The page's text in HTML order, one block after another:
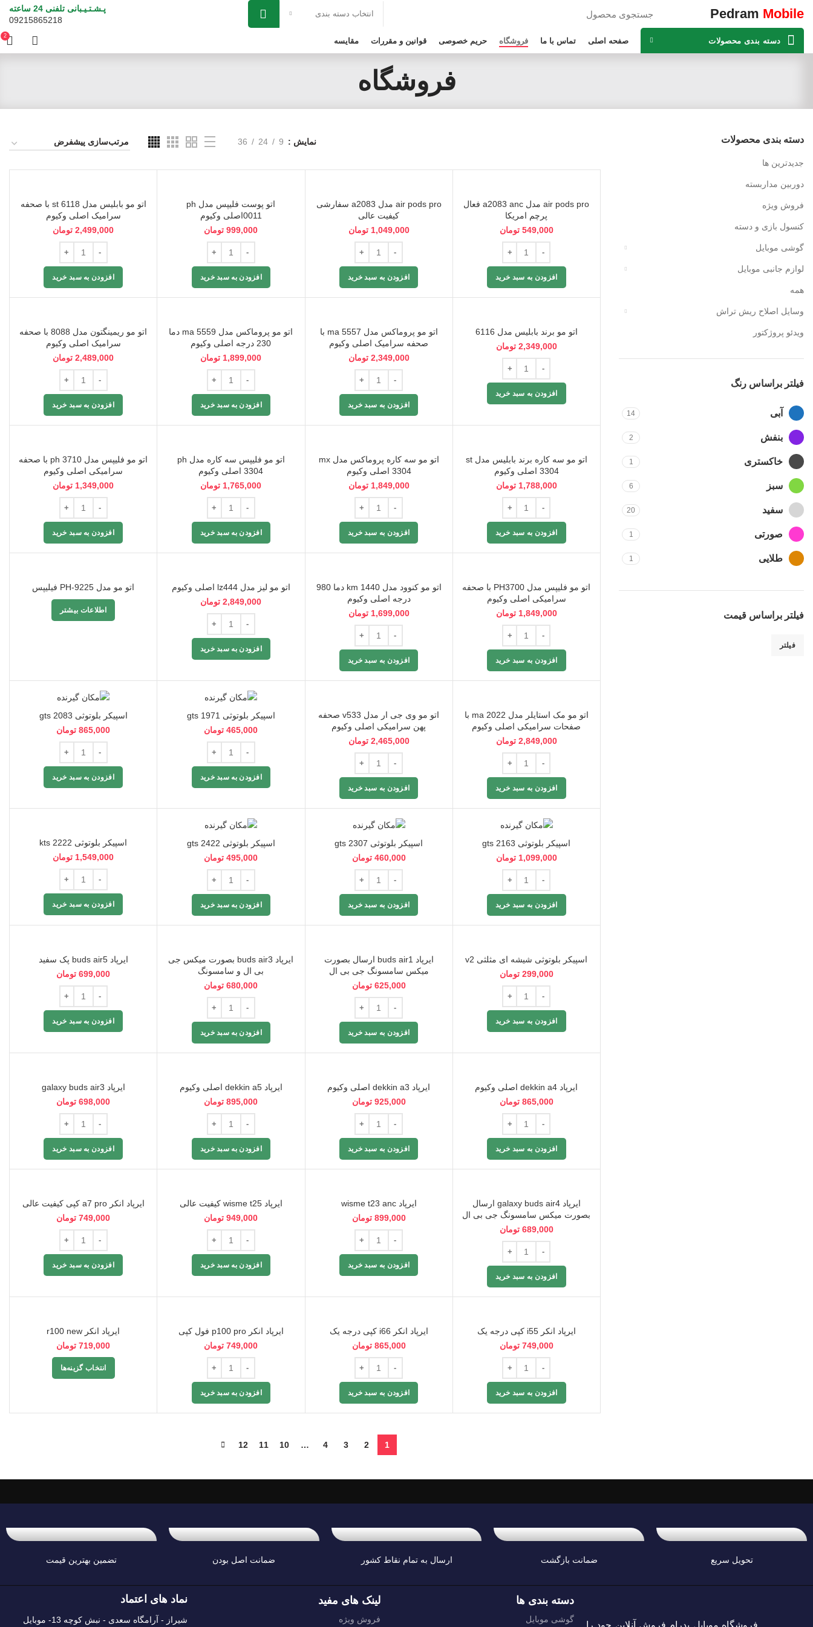
Pedram Mobile انتخاب دسته بندی
پـشـتـیـبانی تلفنی 24 ساعته
09215865218
دسته بندی محصولات صفحه اصلی تماس با ما فروشگاه حریم خصوصی قوانین و مقررات مقایسه
2
فروشگاه
دسته بندی محصولات
جدیدترین ها
دوربین مداربسته
فروش ویژه
کنسول بازی و دسته
گوشی موبایل
لوازم جانبی موبایل
همه
وسایل اصلاح ریش تراش
ویدئو پروژکتور
فیلتر براساس رنگ
آبی 14
بنفش 2
خاکستری 1
سبز 6
سفید 20
صورتی 1
طلایی 1
فیلتر براساس قیمت
فیلتر
نمایش 9
24
36
air pods pro مدل a2083 anc فعال
پرچم امریکا
549,000 تومان
افزودن به سبد خرید
air pods pro مدل a2083 سفارشی
کیفیت عالی
1,049,000 تومان
افزودن به سبد خرید
اتو پوست فلیپس مدل ph
0011اصلی وکیوم
999,000 تومان
افزودن به سبد خرید
اتو مو بابلیس مدل st 6118 با صحفه
سرامیک اصلی وکیوم
2,499,000 تومان
افزودن به سبد خرید
اتو مو برند بابلیس مدل 6116
2,349,000 تومان
افزودن به سبد خرید
اتو مو پروماکس مدل ma 5557 با
صحفه سرامیک اصلی وکیوم
2,349,000 تومان
افزودن به سبد خرید
اتو مو پروماکس مدل ma 5559 دما
230 درجه اصلی وکیوم
1,899,000 تومان
افزودن به سبد خرید
اتو مو ریمینگتون مدل 8088 با صحفه
سرامیک اصلی وکیوم
2,489,000 تومان
افزودن به سبد خرید
اتو مو سه کاره برند بابلیس مدل st
3304 اصلی وکیوم
1,788,000 تومان
افزودن به سبد خرید
اتو مو سه کاره پروماکس مدل mx
3304 اصلی وکیوم
1,849,000 تومان
افزودن به سبد خرید
اتو مو فلیپس سه کاره مدل ph
3304 اصلی وکیوم
1,765,000 تومان
افزودن به سبد خرید
اتو مو فلیپس مدل ph 3710 با صحفه
سرامیکی اصلی وکیوم
1,349,000 تومان
افزودن به سبد خرید
اتو مو فلیپس مدل PH3700 با صحفه
سرامیکی اصلی وکیوم
1,849,000 تومان
افزودن به سبد خرید
اتو مو کنوود مدل km 1440 دما 980
درجه اصلی وکیوم
1,699,000 تومان
افزودن به سبد خرید
اتو مو لیز مدل lz444 اصلی وکیوم
2,849,000 تومان
افزودن به سبد خرید
سبد 1 عددی
اتو مو مدل PH-9225 فیلیپس
اطلاعات بیشتر
اتو مو مک استایلر مدل ma 2022 با
صفحات سرامیکی اصلی وکیوم
2,849,000 تومان
افزودن به سبد خرید
اتو مو وی جی ار مدل v533 صحفه
پهن سرامیکی اصلی وکیوم
2,465,000 تومان
افزودن به سبد خرید
اسپیکر بلوتوثی gts 1971
465,000 تومان
افزودن به سبد خرید
اسپیکر بلوتوثی gts 2083
865,000 تومان
افزودن به سبد خرید
اسپیکر بلوتوثی gts 2163
1,099,000 تومان
افزودن به سبد خرید
اسپیکر بلوتوثی gts 2307
460,000 تومان
افزودن به سبد خرید
اسپیکر بلوتوثی gts 2422
495,000 تومان
افزودن به سبد خرید
اسپیکر بلوتوثی kts 2222
1,549,000 تومان
افزودن به سبد خرید
اسپیکر بلوتوثی شیشه ای مثلثی v2
299,000 تومان
افزودن به سبد خرید
ایرپاد buds air1 ارسال بصورت
میکس سامسونگ جی بی ال
625,000 تومان
افزودن به سبد خرید
ایرپاد buds air3 بصورت میکس جی
بی ال و سامسونگ
680,000 تومان
افزودن به سبد خرید
ایرپاد buds air5 پک سفید
699,000 تومان
افزودن به سبد خرید
ایرپاد dekkin a4 اصلی وکیوم
865,000 تومان
افزودن به سبد خرید
ایرپاد dekkin a3 اصلی وکیوم
925,000 تومان
افزودن به سبد خرید
ایرپاد dekkin a5 اصلی وکیوم
895,000 تومان
افزودن به سبد خرید
ایرپاد galaxy buds air3
698,000 تومان
افزودن به سبد خرید
ایرپاد galaxy buds air4 ارسال
بصورت میکس سامسونگ جی بی ال
689,000 تومان
افزودن به سبد خرید
ایرپاد wisme t23 anc
899,000 تومان
افزودن به سبد خرید
ایرپاد wisme t25 کیفیت عالی
949,000 تومان
افزودن به سبد خرید
ایرپاد انکر a7 pro کپی کیفیت عالی
749,000 تومان
افزودن به سبد خرید
ایرپاد انکر i55 کپی درجه یک
749,000 تومان
افزودن به سبد خرید
ایرپاد انکر i66 کپی درجه یک
865,000 تومان
افزودن به سبد خرید
ایرپاد انکر p100 pro فول کپی
749,000 تومان
افزودن به سبد خرید
ایرپاد انکر r100 new
719,000 تومان
انتخاب گزینه‌ها
1
2
3
4
…
10
11
12
تحویل سریع ضمانت بازگشت ارسال به تمام نقاط کشور ضمانت اصل بودن تضمین بهترین قیمت
فروشگاه موبایل پدرام فروش آنلاین حود را
دسته بندی ها
گوشی موبایل
لینک های مفید
فروش ویژه
نماد های اعتماد
شیراز - آرامگاه سعدی - نبش کوچه 13- موبایل